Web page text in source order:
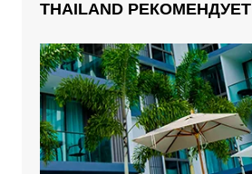
THAILAND РЕКОМЕНДУЕТ